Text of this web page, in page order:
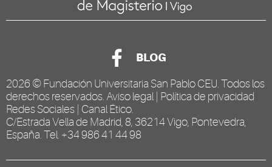
BLOG
2026 © Fundación Universitaria San Pablo CEU . Todos los
derechos reservados. Aviso legal
Política de privacidad
Redes Sociales Canal Ético
C/Estrada Vella de Madrid, 8, 36214 Vigo, Pontevedra,
España. Tel. +34 986 41 44 98